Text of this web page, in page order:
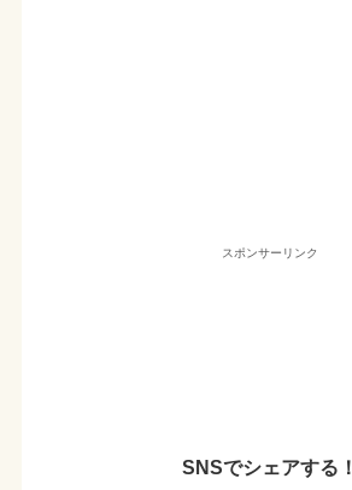
スポンサーリンク
SNSでシェアする！